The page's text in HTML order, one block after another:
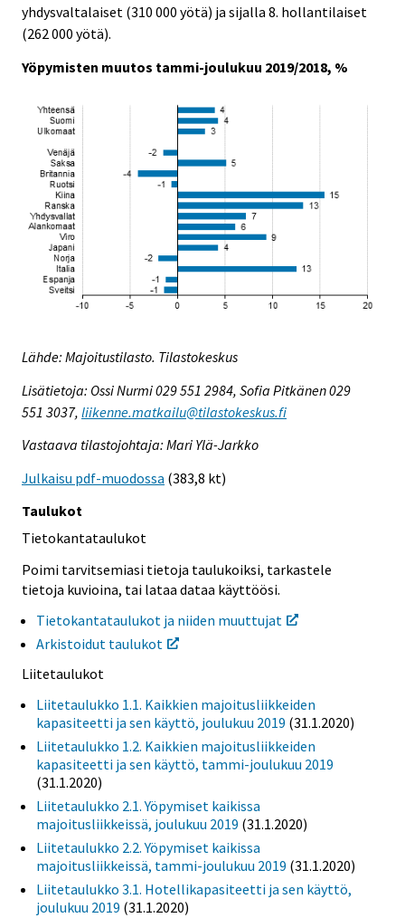
yhdysvaltalaiset (310 000 yötä) ja sijalla 8. hollantilaiset
(262 000 yötä).
Yöpymisten muutos tammi-joulukuu 2019/2018, %
Lähde: Majoitustilasto. Tilastokeskus
Lisätietoja: Ossi Nurmi 029 551 2984, Sofia Pitkänen 029
551 3037, liikenne.matkailu@tilastokeskus.fi
Vastaava tilastojohtaja: Mari Ylä-Jarkko
Julkaisu pdf-muodossa (383,8 kt)
Taulukot
Tietokantataulukot
Poimi tarvitsemiasi tietoja taulukoiksi, tarkastele
tietoja kuvioina, tai lataa dataa käyttöösi.
Tietokantataulukot ja niiden muuttujat
Arkistoidut taulukot
Liitetaulukot
Liitetaulukko 1.1. Kaikkien majoitusliikkeiden
kapasiteetti ja sen käyttö, joulukuu 2019 (31.1.2020)
Liitetaulukko 1.2. Kaikkien majoitusliikkeiden
kapasiteetti ja sen käyttö, tammi-joulukuu 2019
(31.1.2020)
Liitetaulukko 2.1. Yöpymiset kaikissa
majoitusliikkeissä, joulukuu 2019 (31.1.2020)
Liitetaulukko 2.2. Yöpymiset kaikissa
majoitusliikkeissä, tammi-joulukuu 2019 (31.1.2020)
Liitetaulukko 3.1. Hotellikapasiteetti ja sen käyttö,
joulukuu 2019 (31.1.2020)